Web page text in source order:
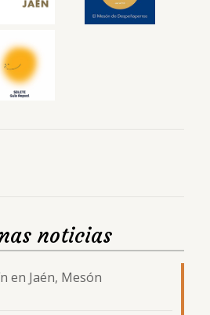
noticias
en Jaén, Mesón